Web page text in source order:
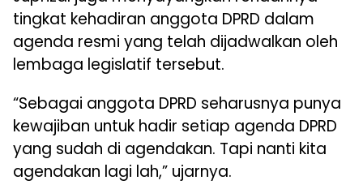
tingkat kehadiran anggota DPRD dalam
agenda resmi yang telah dijadwalkan oleh
lembaga legislatif tersebut.
“Sebagai anggota DPRD seharusnya punya
kewajiban untuk hadir setiap agenda DPRD
yang sudah di agendakan. Tapi nanti kita
agendakan lagi lah,” ujarnya.